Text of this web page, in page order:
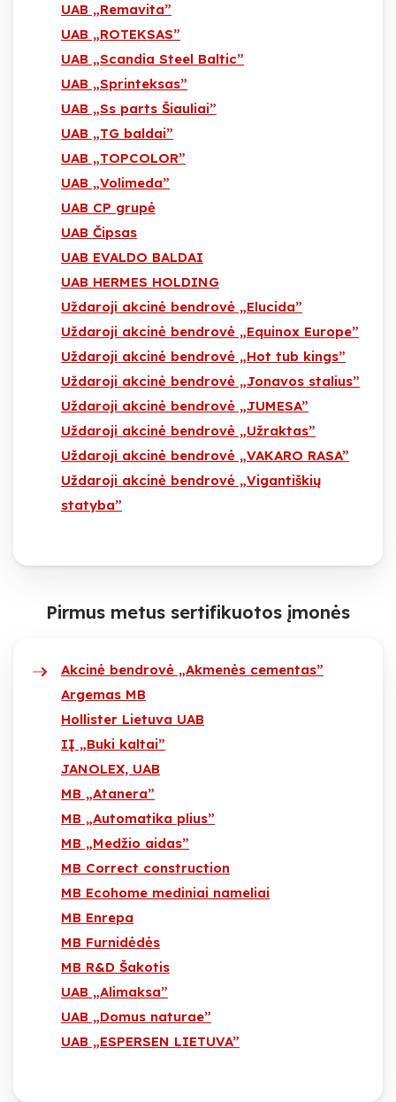
UAB „Remavita”
UAB „ROTEKSAS”
UAB „Scandia Steel Baltic”
UAB „Sprinteksas”
UAB „Ss parts Šiauliai”
UAB „TG baldai”
UAB „TOPCOLOR”
UAB „Volimeda”
UAB CP grupė
UAB Čipsas
UAB EVALDO BALDAI
UAB HERMES HOLDING
Uždaroji akcinė bendrovė „Elucida”
Uždaroji akcinė bendrovė „Equinox Europe”
Uždaroji akcinė bendrovė „Hot tub kings”
Uždaroji akcinė bendrovė „Jonavos stalius”
Uždaroji akcinė bendrovė „JUMESA”
Uždaroji akcinė bendrovė „Užraktas”
Uždaroji akcinė bendrovė „VAKARO RASA”
Uždaroji akcinė bendrovė „Vigantiškių
statyba”
Pirmus metus sertifikuotos įmonės
Akcinė bendrovė „Akmenės cementas”
Argemas MB
Hollister Lietuva UAB
IĮ „Buki kaltai”
JANOLEX, UAB
MB „Atanera”
MB „Automatika plius”
MB „Medžio aidas”
MB Correct construction
MB Ecohome mediniai nameliai
MB Enrepa
MB Furnidėdės
MB R&D Šakotis
UAB „Alimaksa”
UAB „Domus naturae”
UAB „ESPERSEN LIETUVA”